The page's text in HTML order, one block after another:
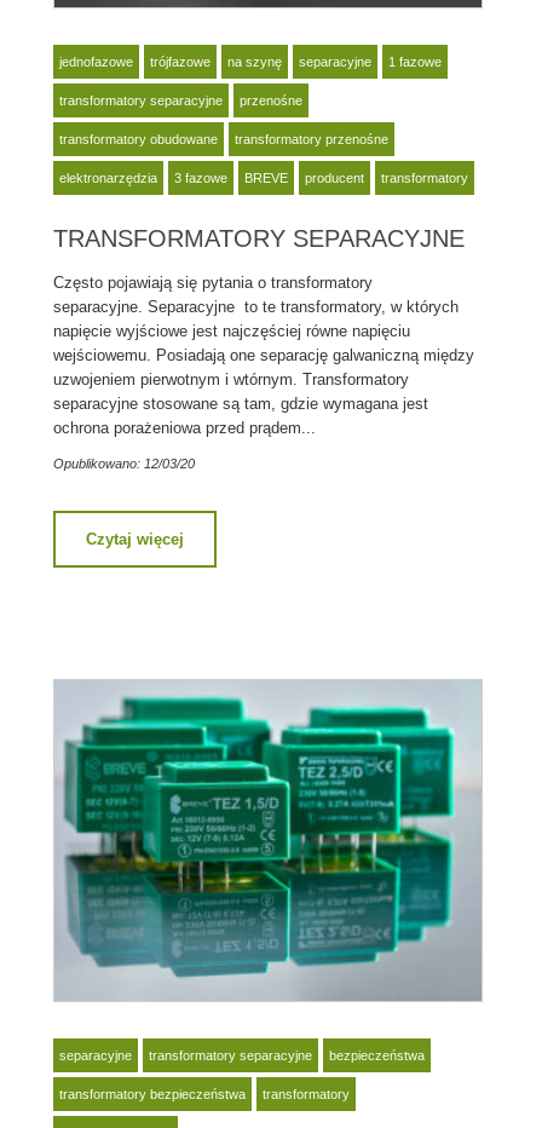
jednofazowe trójfazowe na szynę separacyjne 1 fazowe
transformatory separacyjne przenośne
transformatory obudowane transformatory przenośne
elektronarzędzia 3 fazowe BREVE producent transformatory
TRANSFORMATORY SEPARACYJNE
Często pojawiają się pytania o transformatory
separacyjne. Separacyjne to te transformatory, w których
napięcie wyjściowe jest najczęściej równe napięciu
wejściowemu. Posiadają one separację galwaniczną między
uzwojeniem pierwotnym i wtórnym. Transformatory
separacyjne stosowane są tam, gdzie wymagana jest
ochrona porażeniowa przed prądem...
Opublikowano: 12/03/20
Czytaj więcej
separacyjne transformatory separacyjne bezpieczeństwa
transformatory bezpieczeństwa transformatory